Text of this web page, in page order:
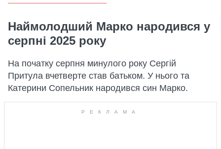
Наймолодший Марко народився у
серпні 2025 року
На початку серпня минулого року Сергій
Притула вчетверте став батьком. У нього та
Катерини Сопельник народився син Марко.